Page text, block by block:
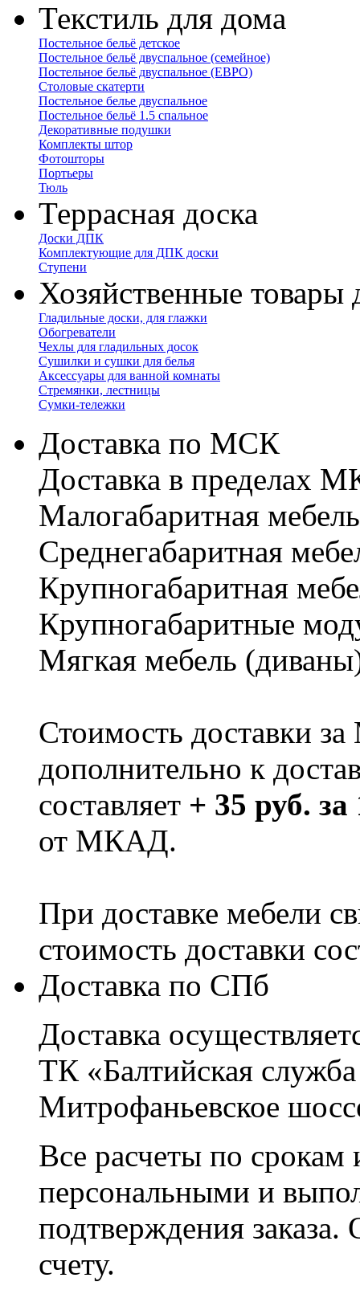
Текстиль для дома
Постельное бельё детское
Постельное бельё двуспальное (семейное)
Постельное бельё двуспальное (ЕВРО)
Столовые скатерти
Постельное белье двуспальное
Постельное бельё 1.5 спальное
Декоративные подушки
Комплекты штор
Фотошторы
Портьеры
Тюль
Террасная доска
Доски ДПК
Комплектующие для ДПК доски
Ступени
Хозяйственные товары
Гладильные доски, для глажки
Обогреватели
Чехлы для гладильных досок
Сушилки и сушки для белья
Аксессуары для ванной комнаты
Стремянки, лестницы
Сумки-тележки
Доставка по МСК
Доставка в пределах
Малогабаритная
Cреднегабаритная
Крупногабаритная
Крупногабаритные
Мягкая мебель
Стоимость доставки
дополнительно к
составляет + 35 руб.
от МКАД.
При доставке мебели
стоимость доставки
Доставка по СПб
Доставка
ТК «Балтийская
Митрофаньевское
Все расчеты по срокам
персональными и
подтверждения заказа.
счету.